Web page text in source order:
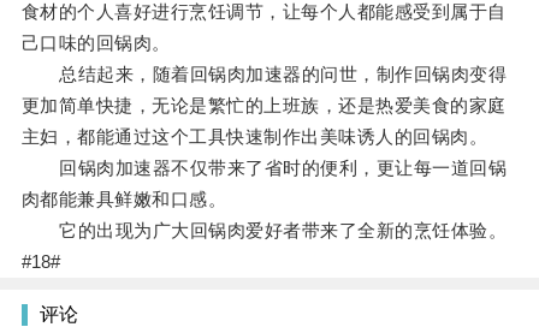
食材的个人喜好进行烹饪调节，让每个人都能感受到属于自
己口味的回锅肉。
总结起来，随着回锅肉加速器的问世，制作回锅肉变得
更加简单快捷，无论是繁忙的上班族，还是热爱美食的家庭
主妇，都能通过这个工具快速制作出美味诱人的回锅肉。
回锅肉加速器不仅带来了省时的便利，更让每一道回锅
肉都能兼具鲜嫩和口感。
它的出现为广大回锅肉爱好者带来了全新的烹饪体验。
#18#
评论